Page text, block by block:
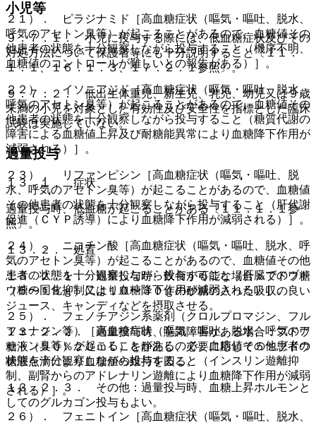
小児等
９．７．１． 小児に投与する際には、低血糖症状及びその
対処方法について保護者等にも十分説明すること〔１１．
１．１、１６．１．３、１７．２．１参照〕。
９．７．２． 低出生体重児、新生児、乳児、幼児又は９歳
未満の小児を対象とした有効性及び安全性を指標とした臨床
試験は実施していない。
過量投与
１３．１． 症状
過量投与時、低血糖が起こることがある〔１１．１．１参
照〕。
１３．２． 処置
１３．２．１． 過量投与時、飲食が可能な場合：ブドウ糖
（５〜１５ｇ）又は１０〜３０ｇの砂糖の入った吸収の良い
ジュース、キャンディなどを摂取させる。
１３．２．２． 過量投与時、意識障害がある場合：ブドウ
糖液（５０％２０ｍＬ）を静注し、必要に応じて５％ブドウ
糖液点滴により血糖値の維持を図る。
１３．２．３． その他：過量投与時、血糖上昇ホルモンと
してのグルカゴン投与もよい。
２１）． ピラジナミド［高血糖症状（嘔気・嘔吐、脱水、
呼気のアセトン臭等）が起こることがあるので、血糖値その
他患者の状態を十分観察しながら投与すること（機序不明、
血糖値のコントロールが難しいとの報告がある）］。
２２）． イソニアジド［高血糖症状（嘔気・嘔吐、脱水、
呼気のアセトン臭等）が起こることがあるので、血糖値その
他患者の状態を十分観察しながら投与すること（糖質代謝の
障害による血糖値上昇及び耐糖能異常により血糖降下作用が
減弱される）］。
２３）． リファンピシン［高血糖症状（嘔気・嘔吐、脱
水、呼気のアセトン臭等）が起こることがあるので、血糖値
その他患者の状態を十分観察しながら投与すること（肝代謝
促進（ＣＹＰ誘導）により血糖降下作用が減弱される）］。
２４）． ニコチン酸［高血糖症状（嘔気・嘔吐、脱水、呼
気のアセトン臭等）が起こることがあるので、血糖値その他
患者の状態を十分観察しながら投与すること（肝臓でのブド
ウ糖の同化抑制により血糖降下作用が減弱される）］。
２５）． フェノチアジン系薬剤（クロルプロマジン、フル
フェナジン等）［高血糖症状（嘔気・嘔吐、脱水、呼気のア
セトン臭等）が起こることがあるので、血糖値その他患者の
状態を十分観察しながら投与すること（インスリン遊離抑
制、副腎からのアドレナリン遊離により血糖降下作用が減弱
される）］。
２６）． フェニトイン［高血糖症状（嘔気・嘔吐、脱水、